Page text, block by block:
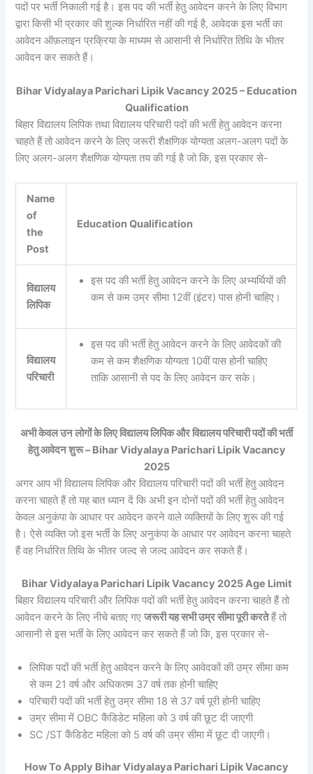
पदों पर भर्ती निकाली गई है। इस पद की भर्ती हेतु आवेदन करने के लिए विभाग
द्वारा किसी भी प्रकार की शुल्क निर्धारित नहीं की गई है, आवेदक इस भर्ती का
आवेदन ऑफ़लाइन प्रक्रिया के माध्यम से आसानी से निर्धारित तिथि के भीतर
आवेदन कर सकते हैं।
Bihar Vidyalaya Parichari Lipik Vacancy 2025 – Education
Qualification
बिहार विद्यालय लिपिक तथा विद्यालय परिचारी पदों की भर्ती हेतु आवेदन करना
चाहते हैं तो आवेदन करने के लिए जरूरी शैक्षणिक योग्यता अलग-अलग पदों के
लिए अलग-अलग शैक्षणिक योग्यता तय की गई है जो कि, इस प्रकार से-
Name
of
the
Post
Education Qualification
विद्यालय
लिपिक
इस पद की भर्ती हेतु आवेदन करने के लिए अभ्यर्थियों की
कम से कम उम्र सीमा 12वीं (इंटर) पास होनी चाहिए।
विद्यालय
परिचारी
इस पद की भर्ती हेतु आवेदन करने के लिए आवेदकों की
कम से कम शैक्षणिक योग्यता 10वीं पास होनी चाहिए
ताकि आसानी से पद के लिए आवेदन कर सके।
अभी केवल उन लोगों के लिए विद्यालय लिपिक और विद्यालय परिचारी पदों की भर्ती
हेतु आवेदन शुरू – Bihar Vidyalaya Parichari Lipik Vacancy
2025
अगर आप भी विद्यालय लिपिक और विद्यालय परिचारी पदों की भर्ती हेतु आवेदन
करना चाहते हैं तो यह बात ध्यान दें कि अभी इन दोनों पदों की भर्ती हेतु आवेदन
केवल अनुकंपा के आधार पर आवेदन करने वाले व्यक्तियों के लिए शुरू की गई
है। ऐसे व्यक्ति जो इस भर्ती के लिए अनुकंपा के आधार पर आवेदन करना चाहते
हैं वह निर्धारित तिथि के भीतर जल्द से जल्द आवेदन कर सकते हैं।
Bihar Vidyalaya Parichari Lipik Vacancy 2025 Age Limit
बिहार विद्यालय परिचारी और लिपिक पदों की भर्ती हेतु आवेदन करना चाहते हैं तो
आवेदन करने के लिए नीचे बताए गएजरूरी यह सभी उम्र सीमा पूरी करतेहैं तो
आसानी से इस भर्ती के लिए आवेदन कर सकते हैं जो कि, इस प्रकार से-
लिपिक पदों की भर्ती हेतु आवेदन करने के लिए आवेदकों की उम्र सीमा कम
से कम 21 वर्ष और अधिकतम 37 वर्ष तक होनी चाहिए
परिचारी पदों की भर्ती हेतु उम्र सीमा 18 से 37 वर्ष पूरी होनी चाहिए
उम्र सीमा में OBC कैंडिडेट महिला को 3 वर्ष की छूट दी जाएगी
SC /ST कैंडिडेट महिला को 5 वर्ष की उम्र सीमा में छूट दी जाएगी।
How To Apply Bihar Vidyalaya Parichari Lipik Vacancy